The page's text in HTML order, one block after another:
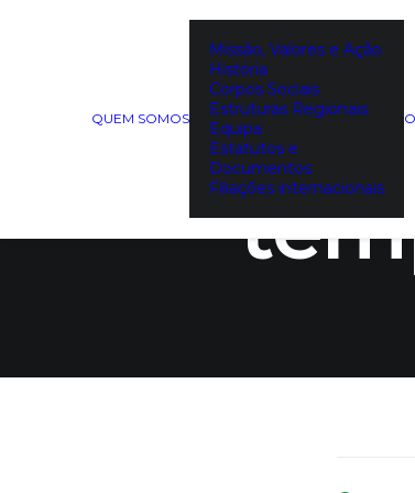
QUEM SOMOS
Missão, Valores e Ação
História
Corpos Sociais
Estruturas Regionais
Equipa
Estatutos e
Documentos
Filiações internacionais